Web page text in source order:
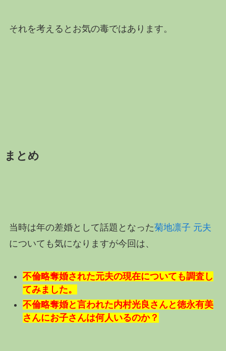
それを考えるとお気の毒ではあります。
まとめ
当時は年の差婚として話題となった菊地凛子 元夫
についても気になりますが今回は、
不倫略奪婚された元夫の現在についても調査し
てみました。
不倫略奪婚と言われた内村光良さんと徳永有美
さんにお子さんは何人いるのか？